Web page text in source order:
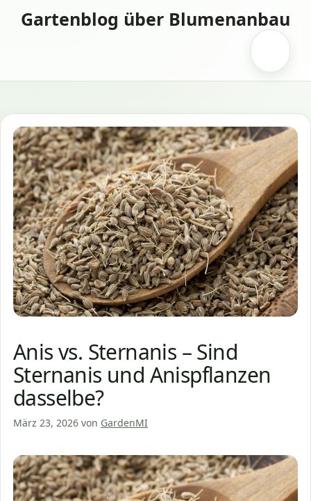
InhaltGartenblog über Blumenanbau
Anis vs. Sternanis – Sind
Sternanis und Anispflanzen
dasselbe?
März 23, 2026 von GardenMI